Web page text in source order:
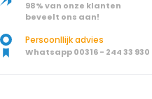
98% van onze klanten
beveelt ons aan!
Persoonllijk advies
Whatsapp 00316 - 244 33 930